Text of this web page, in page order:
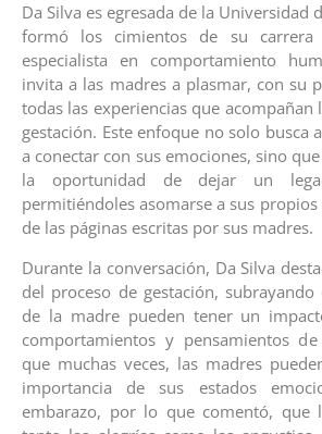
Da Silva es egresada de la Universidad
formó los cimientos de su carrera
especialista en comportamiento
invita a las madres a plasmar, con su
todas las experiencias que acompañan
gestación. Este enfoque no solo busca
a conectar con sus emociones, sino
la oportunidad de dejar un
permitiéndoles asomarse a sus
de las páginas escritas por sus madres.
Durante la conversación, Da Silva
del proceso de gestación,
de la madre pueden tener un
comportamientos y pensamientos
que muchas veces, las madres
importancia de sus estados
embarazo, por lo que comentó, que